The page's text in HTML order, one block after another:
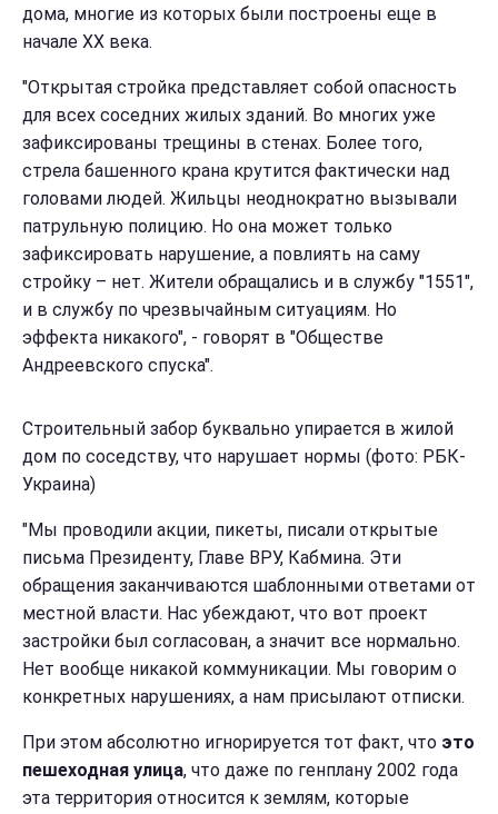
дома, многие из которых были построены еще в
начале ХХ века.
"Открытая стройка представляет собой опасность
для всех соседних жилых зданий. Во многих уже
зафиксированы трещины в стенах. Более того,
стрела башенного крана крутится фактически над
головами людей. Жильцы неоднократно вызывали
патрульную полицию. Но она может только
зафиксировать нарушение, а повлиять на саму
стройку – нет. Жители обращались и в службу "1551",
и в службу по чрезвычайным ситуациям. Но
эффекта никакого", - говорят в "Обществе
Андреевского спуска".
Строительный забор буквально упирается в жилой
дом по соседству, что нарушает нормы (фото: РБК-
Украина)
"Мы проводили акции, пикеты, писали открытые
письма Президенту, Главе ВРУ, Кабмина. Эти
обращения заканчиваются шаблонными ответами от
местной власти. Нас убеждают, что вот проект
застройки был согласован, а значит все нормально.
Нет вообще никакой коммуникации. Мы говорим о
конкретных нарушениях, а нам присылают отписки.
При этом абсолютно игнорируется тот факт, что это
пешеходная улица, что даже по генплану 2002 года
эта территория относится к землям, которые